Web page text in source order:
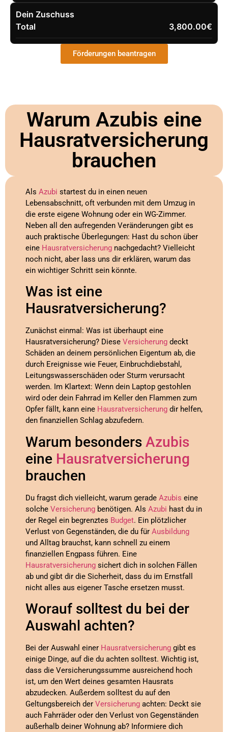
Dein Zuschuss
Total
3,800.00€
Förderungen beantragen
Warum Azubis eine
Hausratversicherung
brauchen
Als Azubi startest du in einen neuen
Lebensabschnitt, oft verbunden mit dem Umzug in
die erste eigene Wohnung oder ein WG-Zimmer.
Neben all den aufregenden Veränderungen gibt es
auch praktische Überlegungen: Hast du schon über
eine Hausratversicherung nachgedacht? Vielleicht
noch nicht, aber lass uns dir erklären, warum das
ein wichtiger Schritt sein könnte.
Was ist eine
Hausratversicherung?
Zunächst einmal: Was ist überhaupt eine
Hausratversicherung? Diese Versicherung deckt
Schäden an deinem persönlichen Eigentum ab, die
durch Ereignisse wie Feuer, Einbruchdiebstahl,
Leitungswasserschäden oder Sturm verursacht
werden. Im Klartext: Wenn dein Laptop gestohlen
wird oder dein Fahrrad im Keller den Flammen zum
Opfer fällt, kann eine Hausratversicherung dir helfen,
den finanziellen Schlag abzufedern.
Warum besonders Azubis
eine Hausratversicherung
brauchen
Du fragst dich vielleicht, warum gerade Azubis eine
solche Versicherung benötigen. Als Azubi hast du in
der Regel ein begrenztes Budget. Ein plötzlicher
Verlust von Gegenständen, die du für Ausbildung
und Alltag brauchst, kann schnell zu einem
finanziellen Engpass führen. Eine
Hausratversicherung sichert dich in solchen Fällen
ab und gibt dir die Sicherheit, dass du im Ernstfall
nicht alles aus eigener Tasche ersetzen musst.
Worauf solltest du bei der
Auswahl achten?
Bei der Auswahl einer Hausratversicherung gibt es
einige Dinge, auf die du achten solltest. Wichtig ist,
dass die Versicherungssumme ausreichend hoch
ist, um den Wert deines gesamten Hausrats
abzudecken. Außerdem solltest du auf den
Geltungsbereich der Versicherung achten: Deckt sie
auch Fahrräder oder den Verlust von Gegenständen
außerhalb deiner Wohnung ab? Informiere dich